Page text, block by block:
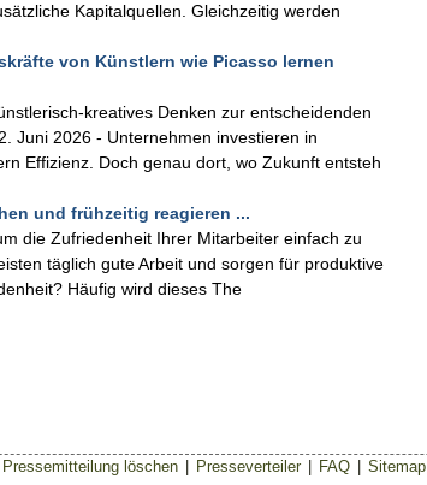
Kapitalquellen. Gleichzeitig werden
von Künstlern wie Picasso lernen
kreatives Denken zur entscheidenden
Juni 2026 - Unternehmen investieren in
Effizienz. Doch genau dort, wo Zukunft entsteh
und frühzeitig reagieren ...
die Zufriedenheit Ihrer Mitarbeiter einfach zu
täglich gute Arbeit und sorgen für produktive
Häufig wird dieses The
Pressemitteilung löschen Presseverteiler FAQ Sitemap